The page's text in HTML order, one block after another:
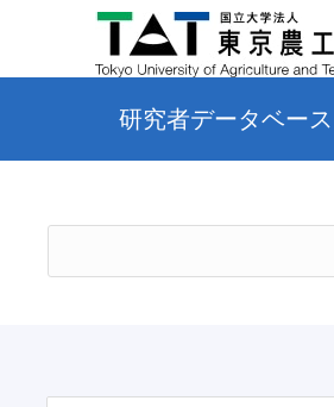
研究者データベース